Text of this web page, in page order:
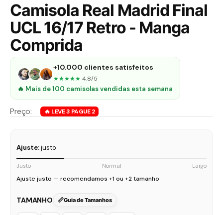
Camisola Real Madrid Final
UCL 16/17 Retro - Manga
Comprida
+10.000 clientes satisfeitos
★★★★★ 4.8/5
🔥 Mais de 100 camisolas vendidas esta semana
Ajuste:justo
Justo Normal Largo
Ajuste justo — recomendamos +1 ou +2 tamanho
TAMANHO Guia de Tamanhos